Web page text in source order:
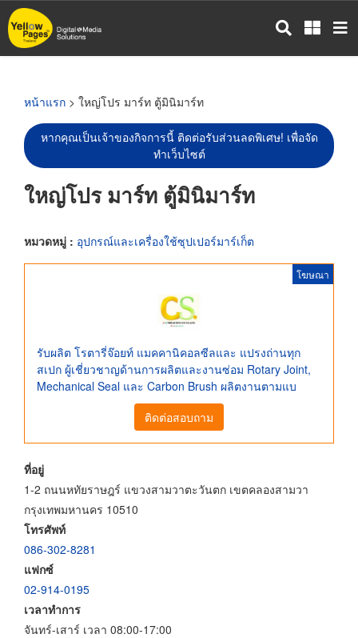
ข้าม
ไป
หน้าแรก > ใหญ่โปร มาร์ท ตู้มินิมาร์ท
หากคุณเป็นเจ้าของกิจการนี้ ติดต่อรับส่วนลดพิเศษ! เพื่อจัด
ทำเว็บไซต์
ใหญ่โปร มาร์ท ตู้มินิมาร์ท
หมวดหมู่ : อุปกรณ์และเครื่องใช้ซุปเปอร์มาร์เก็ต
โฆษณา
รับผลิต โรตารี่จ๊อยท์ แมคคานิคอลซีลและ แปรงถ่านทุก
สเปก ผู้เชี่ยวชาญด้านการผลิตและงานซ่อม Rotary Joint,
Mechanical Seal และ Carbon Brush ผลิตงานตามแบ
ติดต่อสอบถาม
ที่อยู่
1-2 ถนนหทัยราษฎร์ แขวงสามวาตะวันตก เขตคลองสามวา
กรุงเทพมหานคร 10510
โทรศัพท์
086-302-8281
แฟกซ์
02-914-0195
เวลาทำการ
จันทร์-เสาร์ เวลา 08:00-17:00